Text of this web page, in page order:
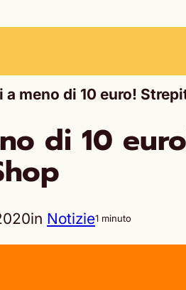
a meno di 10 euro!
di 10
in Notizie1 minuto